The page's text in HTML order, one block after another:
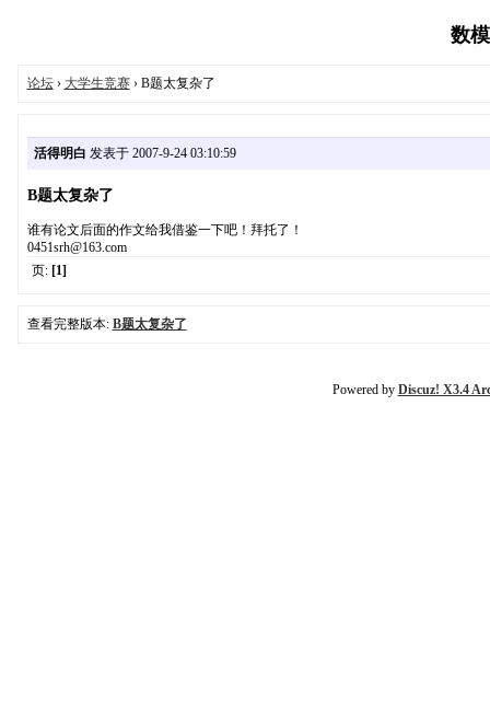
数
论坛› 大学生竞赛› B题太复杂了
活得明白 发表于 2007-9-24 03:10:59
B题太复杂了
谁有论文后面的作文给我借鉴一下吧！拜托了！
0451srh@163.com
页: [1]
查看完整版本: B题太复杂了
Powered by Discuz! X3.4